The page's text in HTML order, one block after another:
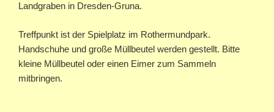
Landgraben in Dresden-Gruna.
Treffpunkt ist der Spielplatz im Rothermundpark.
Handschuhe und große Müllbeutel werden gestellt. Bitte
kleine Müllbeutel oder einen Eimer zum Sammeln
mitbringen.